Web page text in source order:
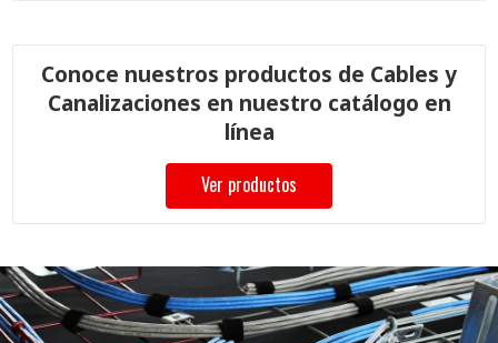
Conoce nuestros productos de Cables y
Canalizaciones en nuestro catálogo en
línea
Ver productos